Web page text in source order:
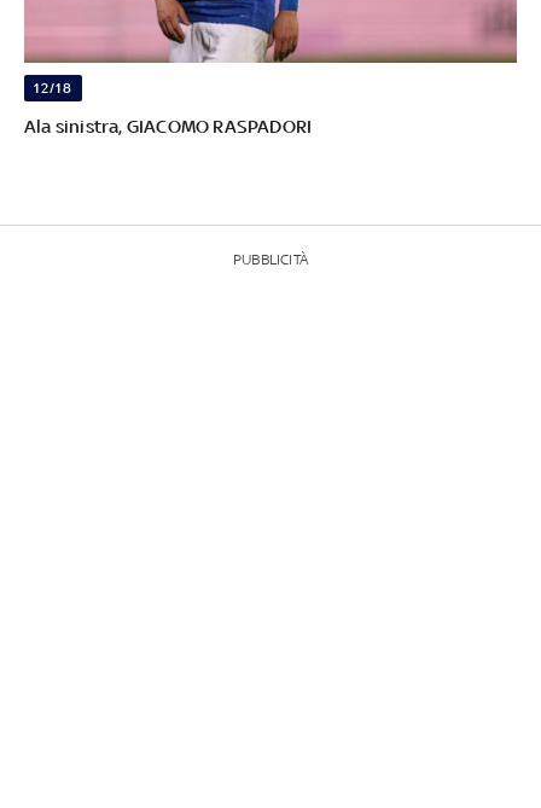
12/18
Ala sinistra, GIACOMO RASPADORI
PUBBLICITÀ